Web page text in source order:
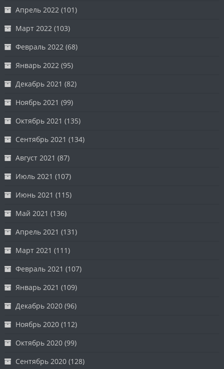
Апрель 2022 (101)
Март 2022 (103)
Февраль 2022 (68)
Январь 2022 (95)
Декабрь 2021 (82)
Ноябрь 2021 (99)
Октябрь 2021 (135)
Сентябрь 2021 (134)
Август 2021 (87)
Июль 2021 (107)
Июнь 2021 (115)
Май 2021 (136)
Апрель 2021 (131)
Март 2021 (111)
Февраль 2021 (107)
Январь 2021 (109)
Декабрь 2020 (96)
Ноябрь 2020 (112)
Октябрь 2020 (99)
Сентябрь 2020 (128)